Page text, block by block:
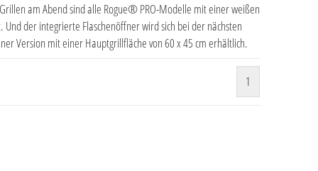
am Abend sind alle Rogue® PRO-Modelle mit einer weißen
der integrierte Flaschenöffner wird sich bei der nächsten
Version mit einer Hauptgrillfläche von 60 x 45 cm erhältlich.
1